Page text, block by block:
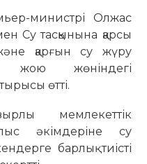
министрі Олжас
Су тасқынына қарсы
қарғын су жүру
жою жөніндегі
өтті.
мемлекеттік
әкімдеріне су
барлық тиісті